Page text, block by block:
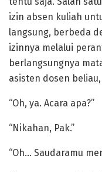
izin absen kuliah
langsung, berbeda
izinnya melalui
berlangsungnya
asisten dosen beliau,
“Oh, ya. Acara apa?”
“Nikahan, Pak.”
“Oh… Saudaramu